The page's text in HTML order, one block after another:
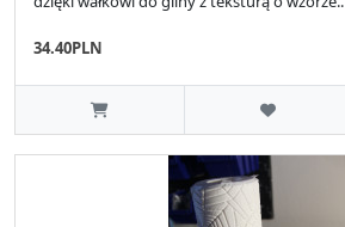
34.40PLN